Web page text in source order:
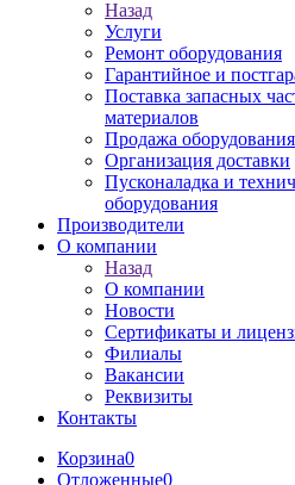
Назад
Услуги
Ремонт оборудования
Гарантийное и
Поставка запасных
материалов
Продажа
Организация доставки
Пусконаладка и
оборудования
Производители
О компании
Назад
О компании
Новости
Сертификаты и
Филиалы
Вакансии
Реквизиты
Контакты
Корзина0
Отложенные0